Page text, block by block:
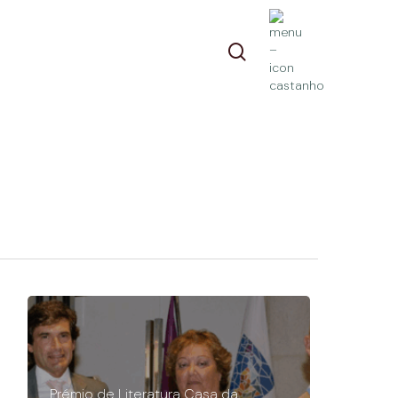
pesquisa
Prémio de Literatura Casa da